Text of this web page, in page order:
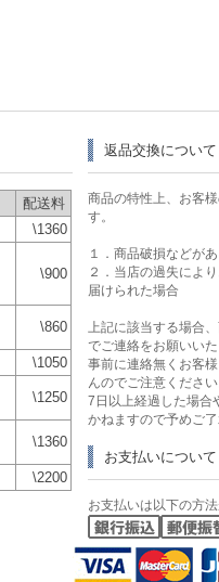
配送料
\1360
\900
\860
\1050
\1250
\1360
\2200
返品交換について
商品の特性上、お客
す。
１．商品破損などが
２．当店の過失によ
届けられた場合
上記に該当する場合
でご連絡をお願いいた
事前に連絡無くお客
んのでご注意ください
7日以上経過した場合
かねますので予めご了
お支払いについて
お支払いは以下の方